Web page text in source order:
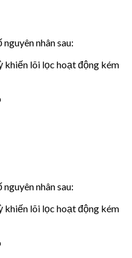
nhân sau:
khiến lõi lọc hoạt động kém
nhân sau:
khiến lõi lọc hoạt động kém